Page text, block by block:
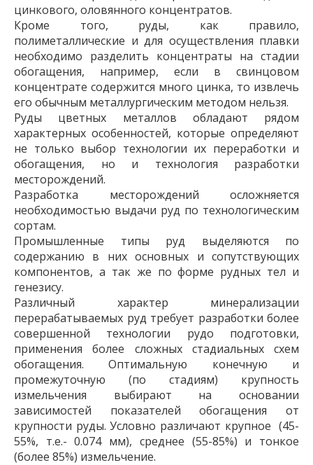
цинкового, оловянного концентратов.
Кроме того, руды, как правило,
полиметаллические и для осуществления плавки
необходимо разделить концентраты на стадии
обогащения, например, если в свинцовом
концентрате содержится много цинка, то извлечь
его обычным металлургическим методом нельзя.
Руды цветных металлов обладают рядом
характерных особенностей, которые определяют
не только выбор технологии их переработки и
обогащения, но и технология разработки
месторождений.
Разработка месторождений осложняется
необходимостью выдачи руд по технологическим
сортам.
Промышленные типы руд выделяются по
содержанию в них основных и сопутствующих
компонентов, а так же по форме рудных тел и
генезису.
Различный характер минерализации
перерабатываемых руд требует разработки более
совершенной технологии рудо подготовки,
применения более сложных стадиальных схем
обогащения. Оптимальную конечную и
промежуточную (по стадиям) крупность
измельчения выбирают на основании
зависимостей показателей обогащения от
крупности руды. Условно различают крупное (45-
55%, т.е.- 0.074 мм), среднее (55-85%) и тонкое
(более 85%) измельчение.